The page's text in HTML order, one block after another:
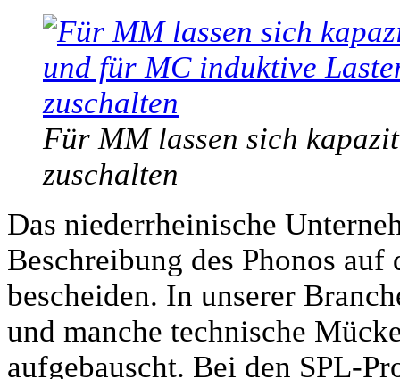
Für MM lassen sich
zuschalten
Das niederrheinische
Beschreibung des Phonos
bescheiden. In unserer
und manche technische
aufgebauscht. Bei den SPL-